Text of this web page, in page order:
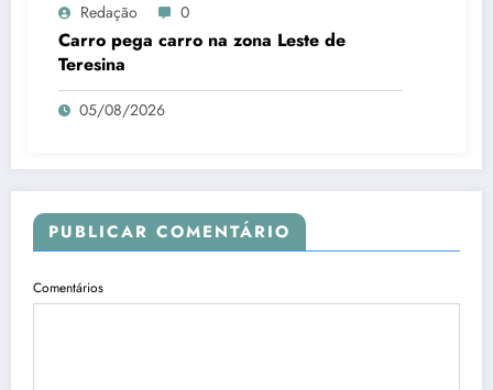
Redação 0
Carro pega carro na zona Leste de
Teresina
05/08/2026
PUBLICAR COMENTÁRIO
Comentários